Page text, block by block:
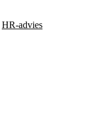
HR-advies